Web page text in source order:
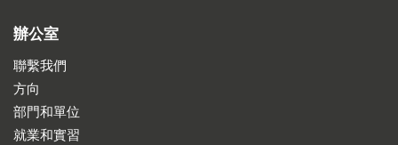
辦公室
聯繫我們
方向
部門和單位
就業和實習